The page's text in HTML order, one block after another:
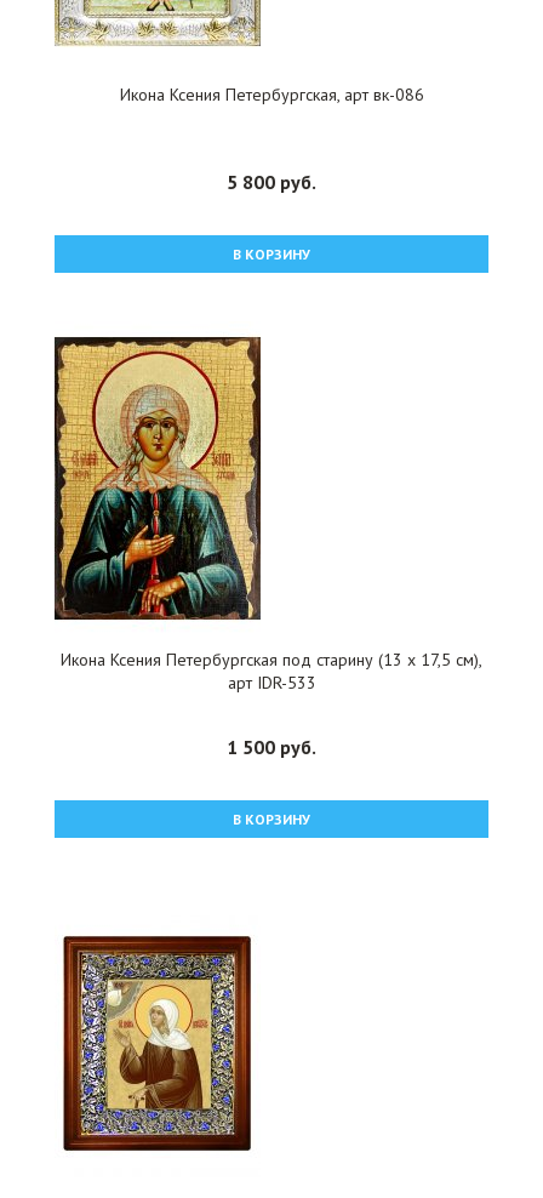
Икона Ксения Петербургская, арт вк-086
5 800 руб.
В КОРЗИНУ
Икона Ксения Петербургская под старину (13 х 17,5 см),
арт IDR-533
1 500 руб.
В КОРЗИНУ